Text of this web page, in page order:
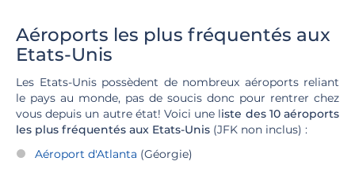
Aéroports les plus fréquentés aux
Etats-Unis
Les Etats-Unis possèdent de nombreux aéroports reliant
le pays au monde, pas de soucis donc pour rentrer chez
vous depuis un autre état! Voici une liste des 10 aéroports
les plus fréquentés aux Etats-Unis (JFK non inclus) :
Aéroport d'Atlanta (Géorgie)